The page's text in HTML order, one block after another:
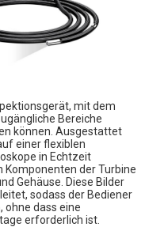
mit dem
Bereiche
können. Ausgestattet
einer flexiblen
in Echtzeit
Komponenten der Turbine
Gehäuse. Diese Bilder
sodass der Bediener
ohne dass eine
erforderlich ist.